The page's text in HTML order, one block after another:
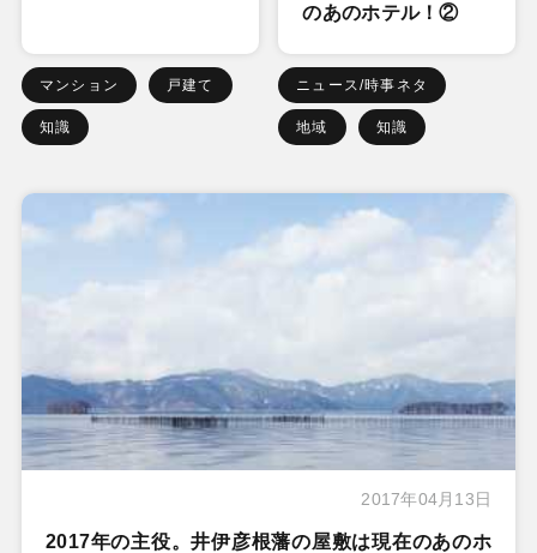
マンション 戸建て
知識
のあのホテル！②
ニュース/時事ネタ
地域 知識
2017年04月13日
2017年の主役。井伊彦根藩の屋敷は現在のあのホ